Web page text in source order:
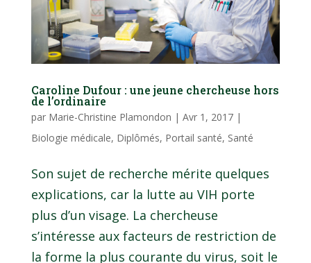
Caroline Dufour : une jeune chercheuse hors
de l’ordinaire
par Marie-Christine Plamondon | Avr 1, 2017|
Biologie médicale, Diplômés, Portail santé, Santé
Son sujet de recherche mérite quelques
explications, car la lutte au VIH porte
plus d’un visage. La chercheuse
s’intéresse aux facteurs de restriction de
la forme la plus courante du virus, soit le